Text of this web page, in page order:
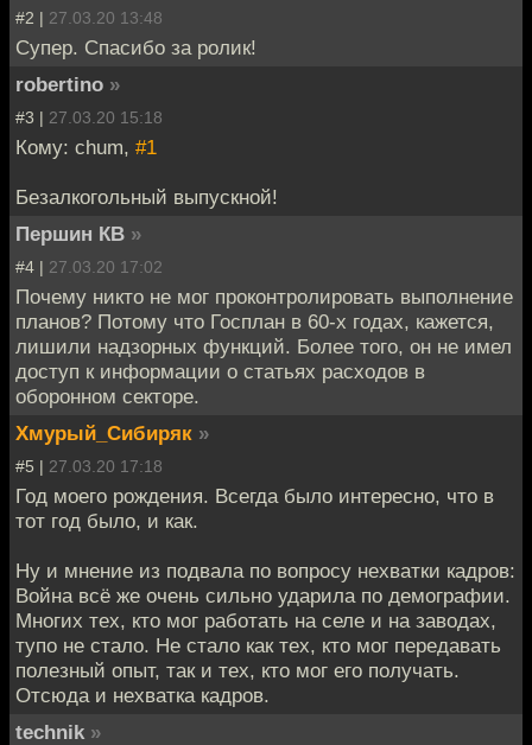
#2 | 27.03.20 13:48
Супер. Спасибо за ролик!
robertino »
#3 | 27.03.20 15:18
Кому: chum, #1
Безалкогольный выпускной!
Першин КВ »
#4 | 27.03.20 17:02
Почему никто не мог проконтролировать выполнение
планов? Потому что Госплан в 60-х годах, кажется,
лишили надзорных функций. Более того, он не имел
доступ к информации о статьях расходов в
оборонном секторе.
Хмурый_Сибиряк »
#5 | 27.03.20 17:18
Год моего рождения. Всегда было интересно, что в
тот год было, и как.
Ну и мнение из подвала по вопросу нехватки кадров:
Война всё же очень сильно ударила по демографии.
Многих тех, кто мог работать на селе и на заводах,
тупо не стало. Не стало как тех, кто мог передавать
полезный опыт, так и тех, кто мог его получать.
Отсюда и нехватка кадров.
technik »